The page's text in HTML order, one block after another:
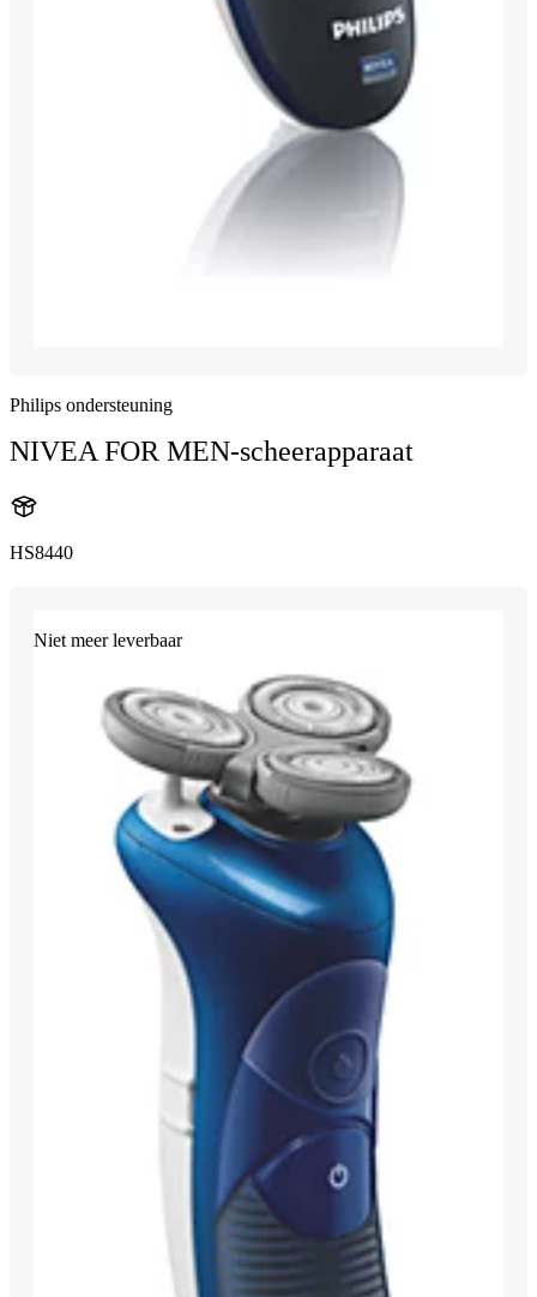
Philips ondersteuning
NIVEA FOR MEN-scheerapparaat
HS8440
Niet meer leverbaar